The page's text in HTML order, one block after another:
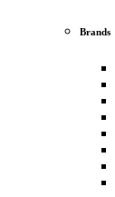
Brands